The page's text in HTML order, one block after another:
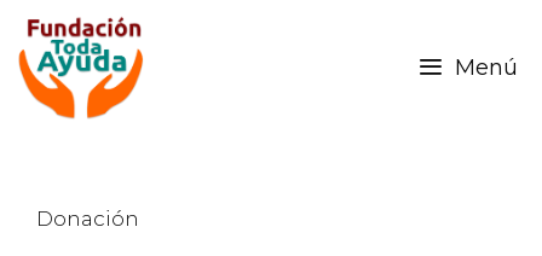
Menú
Donación